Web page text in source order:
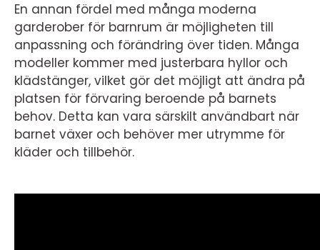
En annan fördel med många moderna
garderober för barnrum är möjligheten till
anpassning och förändring över tiden. Många
modeller kommer med justerbara hyllor och
klädstänger, vilket gör det möjligt att ändra på
platsen för förvaring beroende på barnets
behov. Detta kan vara särskilt användbart när
barnet växer och behöver mer utrymme för
kläder och tillbehör.